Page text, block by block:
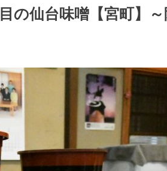
の仙台味噌【宮町】